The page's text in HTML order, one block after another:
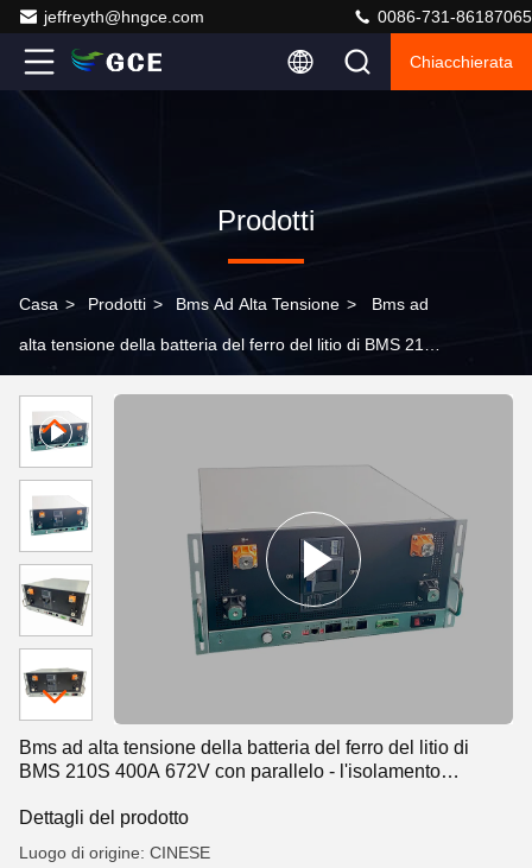
jeffreyth@hngce.com 0086-731-86187065
Chiacchierata
Prodotti
Casa > Prodotti > Bms Ad Alta Tensione > Bms ad
alta tensione della batteria del ferro del litio di BMS 210S
alla tensione
Bms ad alta tensione della batteria del ferro del litio di
BMS 210S 400A 672V con parallelo - l'isolamento
Dettagli del prodotto
Luogo di origine: CINESE